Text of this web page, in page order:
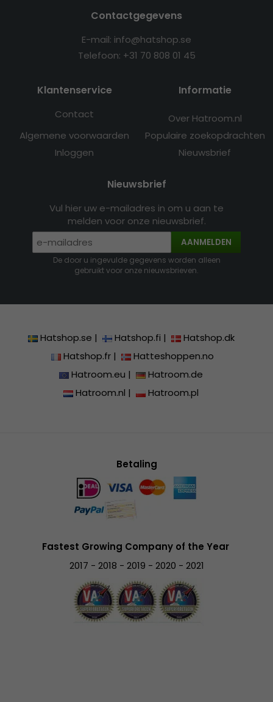
Contactgegevens
E-mail: info@hatshop.se
Telefoon: +31 70 808 01 45
Klantenservice
Contact
Algemene voorwaarden
Inloggen
Informatie
Over Hatroom.nl
Populaire zoekopdrachten
Nieuwsbrief
Nieuwsbrief
Vul hier uw e-mailadres in om u aan te
melden voor onze nieuwsbrief.
AANMELDEN
De door u ingevulde gegevens worden alleen
gebruikt voor onze nieuwsbrieven.
Hatshop.se | Hatshop.fi |
Hatshop.dk
Hatshop.fr|
Hatteshoppen.no
Hatroom.eu |
Hatroom.de
Hatroom.nl | Hatroom.pl
Betaling
Fastest Growing Company of the Year
2017 - 2018 - 2019 - 2020 - 2021